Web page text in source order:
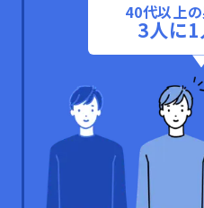
40代以上の
3人に